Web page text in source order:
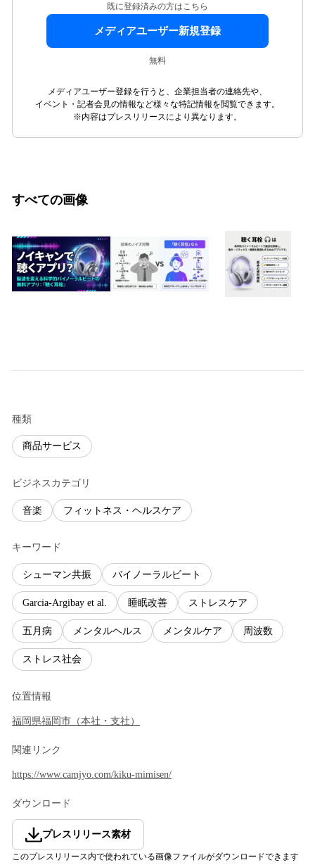
既に登録済みの方はこちら
メディアユーザー新規登録
無料
メディアユーザー登録を行うと、企業担当者の連絡先や、
イベント・記者会見の情報など様々な特記情報を閲覧できます。
※内容はプレスリリースにより異なります。
すべての画像
種類
商品サービス
ビジネスカテゴリ
音楽 フィットネス・ヘルスケア
キーワード
シューマン共振 バイノーラルビート
Garcia-Argibay et al. 睡眠改善 ストレスケア
五月病 メンタルヘルス メンタルケア 周波数
ストレス社会
位置情報
福岡県福岡市 （本社・支社 ）
関連リンク
https://www.camjyo.com/kiku-mimisen/
ダウンロード
プレスリリース素材
このプレスリリース内で使われている画像ファイルがダウンロードできます